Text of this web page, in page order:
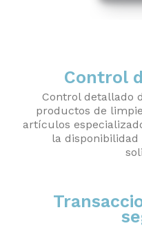
Control
Control detallado
productos de
artículos
la